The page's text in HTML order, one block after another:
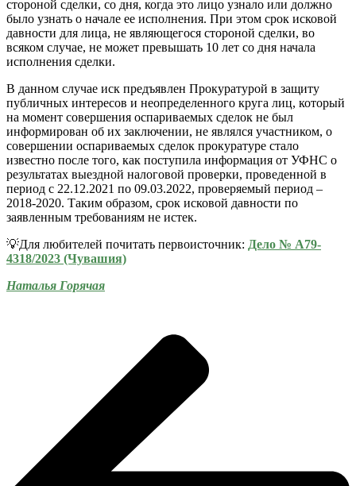
стороной сделки, со дня, когда это лицо узнало или должно
было узнать о начале ее исполнения. При этом срок исковой
давности для лица, не являющегося стороной сделки, во
всяком случае, не может превышать 10 лет со дня начала
исполнения сделки.
В данном случае иск предъявлен Прокуратурой в защиту
публичных интересов и неопределенного круга лиц, который
на момент совершения оспариваемых сделок не был
информирован об их заключении, не являлся участником, о
совершении оспариваемых сделок прокуратуре стало
известно после того, как поступила информация от УФНС о
результатах выездной налоговой проверки, проведенной в
период с 22.12.2021 по 09.03.2022, проверяемый период –
2018-2020. Таким образом, срок исковой давности по
заявленным требованиям не истек.
💡Для любителей почитать первоисточник: Дело № А79-
4318/2023 (Чувашия)
Наталья Горячая